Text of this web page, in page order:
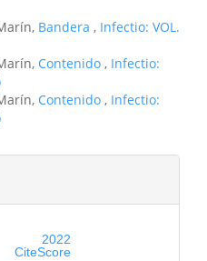
Bandera , Infectio: VOL.
Contenido , Infectio:
Contenido , Infectio:
2022
CiteScore